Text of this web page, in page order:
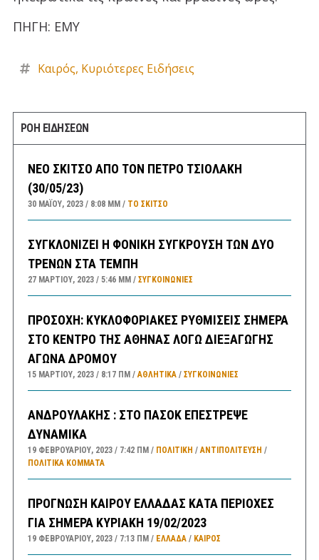
ΠΗΓΗ: ΕΜΥ
Καιρός, Κυριότερες Ειδήσεις
ΡΟΗ ΕΙΔΗΣΕΩΝ
ΝΕΟ ΣΚΙΤΣΟ ΑΠΟ ΤΟΝ ΠΕΤΡΟ ΤΣΙΟΛΑΚΗ
(30/05/23)
30 ΜΑΪ́ΟΥ, 2023 8:08 ΜΜ ΤΟ ΣΚΊΤΣΟ
ΣΥΓΚΛΟΝΙΖΕΙ Η ΦΟΝΙΚΗ ΣΥΓΚΡΟΥΣΗ ΤΩΝ ΔΥΟ
ΤΡΕΝΩΝ ΣΤΑ ΤΕΜΠΗ
27 ΜΑΡΤΊΟΥ, 2023 5:46 ΜΜ ΣΥΓΚΟΙΝΩΝΊΕΣ
ΠΡΟΣΟΧΗ: ΚΥΚΛΟΦΟΡΙΑΚΕΣ ΡΥΘΜΙΣΕΙΣ ΣΗΜΕΡΑ
ΣΤΟ ΚΕΝΤΡΟ ΤΗΣ ΑΘΗΝΑΣ ΛΟΓΩ ΔΙΕΞΑΓΩΓΗΣ
ΑΓΩΝΑ ΔΡΟΜΟΥ
15 ΜΑΡΤΊΟΥ, 2023 8:17 ΠΜ ΑΘΛΗΤΙΚΑ/ ΣΥΓΚΟΙΝΩΝΊΕΣ
ΑΝΔΡΟΥΛΑΚΗΣ : ΣΤΟ ΠΑΣΟΚ ΕΠΕΣΤΡΕΨΕ
ΔΥΝΑΜΙΚΑ
19 ΦΕΒΡΟΥΑΡΊΟΥ, 2023 7:42 ΠΜ ΠΟΛΙΤΙΚΗ /ΑΝΤΙΠΟΛΊΤΕΥΣΗ /
ΠΟΛΙΤΙΚΆ ΚΌΜΜΑΤΑ
ΠΡΟΓΝΩΣΗ ΚΑΙΡΟΥ ΕΛΛΑΔΑΣ ΚΑΤΑ ΠΕΡΙΟΧΕΣ
ΓΙΑ ΣΗΜΕΡΑ ΚΥΡΙΑΚΗ 19/02/2023
19 ΦΕΒΡΟΥΑΡΊΟΥ, 2023 7:13 ΠΜ ΕΛΛΑΔA/ ΚΑΙΡΌΣ